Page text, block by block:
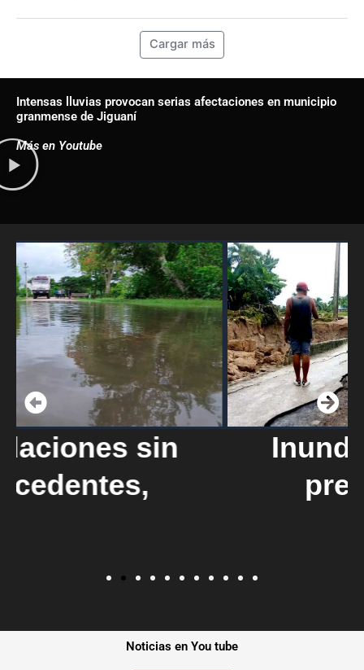
Cargar más
Intensas lluvias provocan serias afectaciones en municipio
granmense de Jiguaní
Más en Youtube
Inundaciones sin
precedentes
Noticias en You tube